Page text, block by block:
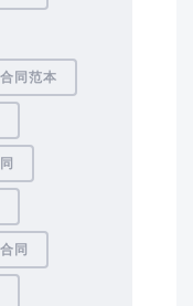
同范本
同